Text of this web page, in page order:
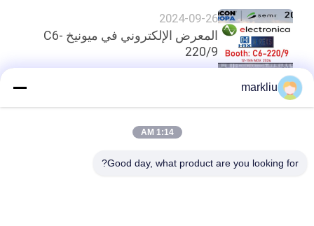
2024-09-26
المعرض الإلكتروني في ميونيخ C6-
220/9
أعلى
markliu
1:14 AM
Good day, what product are you looking for?